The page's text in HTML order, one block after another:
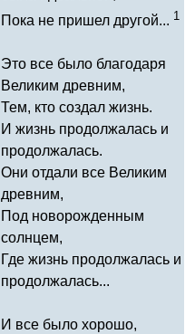
Пока не пришел другой... 1
Это все было благодаря
Великим древним,
Тем, кто создал жизнь.
И жизнь продолжалась и
продолжалась.
Они отдали все Великим
древним,
Под новорожденным
солнцем,
Где жизнь продолжалась и
продолжалась...
И все было хорошо,